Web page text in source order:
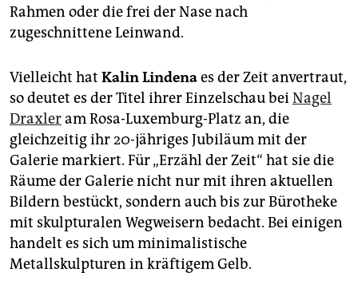
Rahmen oder die frei der Nase nach
zugeschnittene Leinwand.
Vielleicht hat Kalin Lindenaes der Zeit anvertraut,
so deutet es der Titel ihrer Einzelschau beiNagel
Draxleram Rosa-Luxemburg-Platz an, die
gleichzeitig ihr 20-jähriges Jubiläum mit der
Galerie markiert. Für „Erzähl der Zeit“ hat sie die
Räume der Galerie nicht nur mit ihren aktuellen
Bildern bestückt, sondern auch bis zur Bürotheke
mit skulpturalen Wegweisern bedacht. Bei einigen
handelt es sich um minimalistische
Metallskulpturen in kräftigem Gelb.